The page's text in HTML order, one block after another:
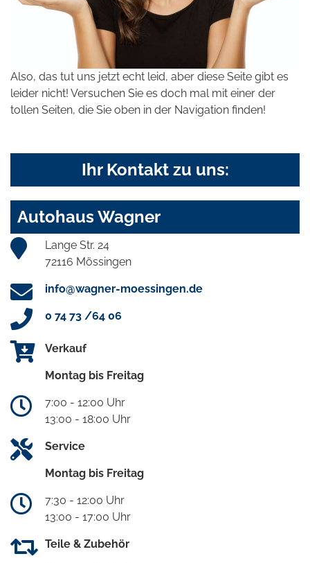
Also, das tut uns jetzt echt leid, aber diese Seite gibt es
leider nicht! Versuchen Sie es doch mal mit einer der
tollen Seiten, die Sie oben in der Navigation finden!
Ihr Kontakt zu uns:
Autohaus Wagner
Lange Str. 24
72116 Mössingen
info@wagner-moessingen.de
0 74 73 /64 06
Verkauf
Montag bis Freitag
7:00 - 12:00 Uhr
13:00 - 18:00 Uhr
Service
Montag bis Freitag
7:30 - 12:00 Uhr
13:00 - 17:00 Uhr
Teile & Zubehör